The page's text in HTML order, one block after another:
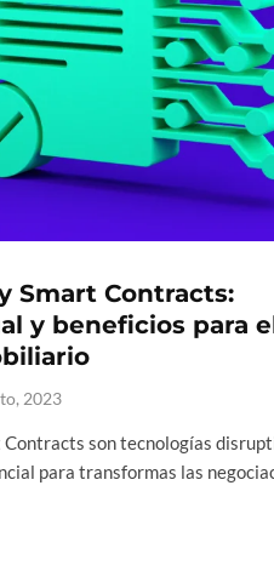
Smart Contracts:
y beneficios para
2023
Contracts son tecnologías
para transformas las